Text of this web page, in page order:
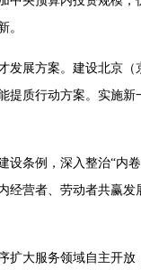
。
展方案。建设北京
质行动方案。实施
条例，深入整治“内
营者、劳动者共赢
大服务领域自主开